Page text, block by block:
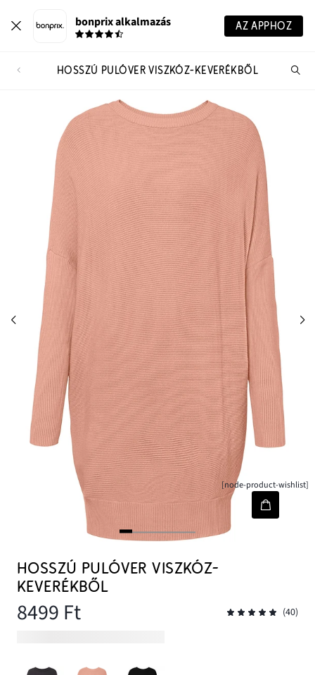
bonprix alkalmazás AZ APPHOZ
HOSSZÚ PULÓVER VISZKÓZ-KEVERÉKBŐL
[node-product-wishlist]
HOSSZÚ PULÓVER VISZKÓZ-
KEVERÉKBŐL
8499 Ft (40)